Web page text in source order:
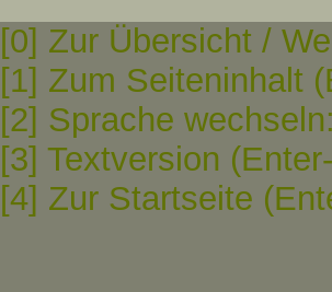
[0] Zur Übersicht /
[1] Zum Seiteninhalt
[2] Sprache
[3] Textversion
[4] Zur Startseite